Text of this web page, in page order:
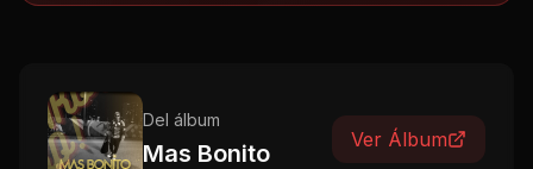
Del álbum
Mas Bonito Ver Álbum